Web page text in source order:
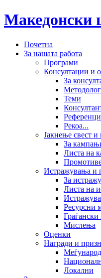
Македонски
Почетна
За нашата работа
Програми
Консултации и
За
Теми
Референци
Рекоа...
Јакнење свест
За
Листа на
Истражувања и
За
Листа на
Ресурсни
Мислења
Оценки
Награди и
Локални